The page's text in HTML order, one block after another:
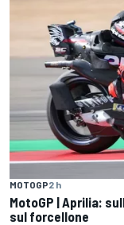
MOTOGP2 h
MotoGP | Aprilia:
sul forcellone